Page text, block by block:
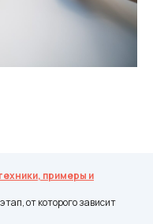
примеры и
от которого зависит